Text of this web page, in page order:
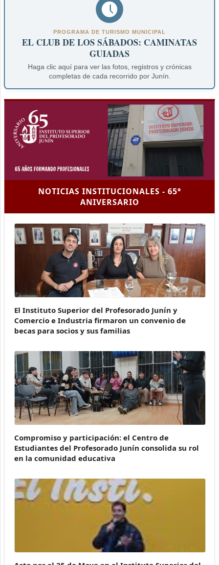
PROGRAMA DE TURISMO MUNICIPAL
EL CLUB DE LOS SÁBADOS: CAMINATAS
GUIADAS
Haga clic aquí para ver las fotos, registros y crónicas
completas de cada recorrido por Junín.
NOTICIAS INSTITUCIONALES - 65°
ANIVERSARIO
El Instituto Superior del Profesorado Junín y
Comercio e Industria firmaron un convenio de
becas para socios y sus familias
Compromiso y participación: el Centro de
Estudiantes del Profesorado Junín consolida su rol
en la comunidad educativa